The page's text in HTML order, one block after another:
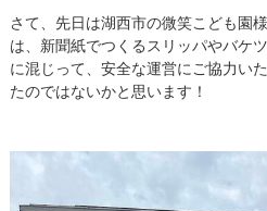
さて、先日は湖西市の微笑こども園
は、新聞紙でつくるスリッパやバケ
に混じって、安全な運営にご協力い
たのではないかと思います！